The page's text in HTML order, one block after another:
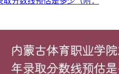
大小年”现象影响，建议结合本
断。
约396分、历史类约456分。
约435分、物理类约436分。